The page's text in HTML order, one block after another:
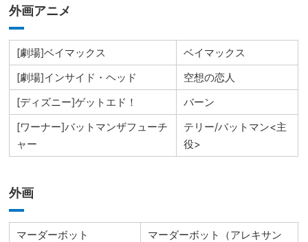
外画アニメ
[劇場]ベイマックス
ベイマックス
[劇場]インサイド・ヘッド
空想の恋人
[ディズニー]ゲットエド！
バーン
[ワーナー]バットマンザフューチ
ャー
テリー/バットマン<主
役>
外画
マーダーボット
マーダーボット（アレキサン